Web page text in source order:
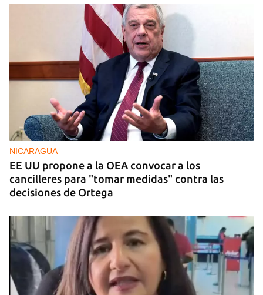
NICARAGUA
EE UU propone a la OEA convocar a los
cancilleres para "tomar medidas" contra las
decisiones de Ortega